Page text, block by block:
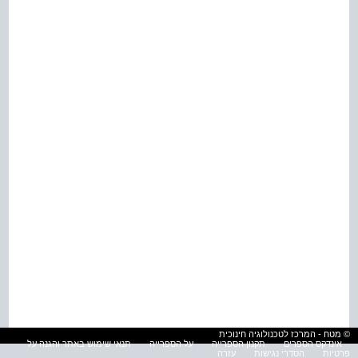
© מטח - המרכז לטכנולוגיה חינוכית
אינדקס הספרים
תקנון הספרייה על הספרייה
תנאי שימוש באתר והגנה על
פרטיות
הסדרי נגישות עזרה